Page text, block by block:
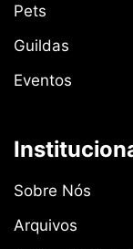
Pets
Guildas
Eventos
Sobre Nós
Arquivos